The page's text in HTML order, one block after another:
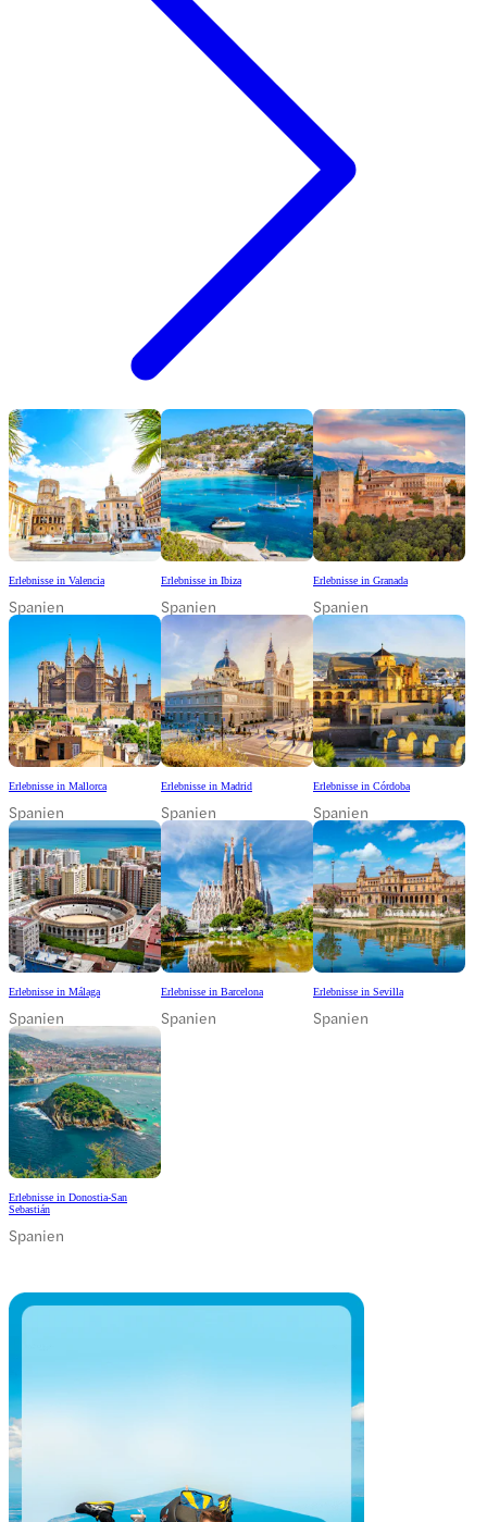
Erlebnisse in Valencia
Spanien
Erlebnisse in Ibiza
Spanien
Erlebnisse in Granada
Spanien
Erlebnisse in Mallorca
Spanien
Erlebnisse in Madrid
Spanien
Erlebnisse in Córdoba
Spanien
Erlebnisse in Málaga
Spanien
Erlebnisse in Barcelona
Spanien
Erlebnisse in Sevilla
Spanien
Erlebnisse in Donostia-San
Sebastián
Spanien